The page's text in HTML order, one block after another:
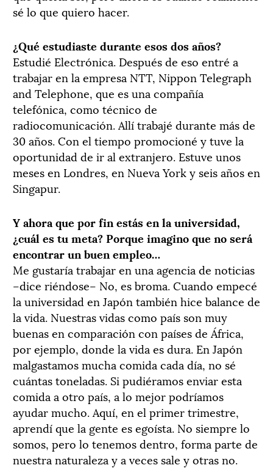
sé lo que quiero hacer.
¿Qué estudiaste durante esos dos años?
Estudié Electrónica. Después de eso entré a
trabajar en la empresa NTT, Nippon Telegraph
and Telephone, que es una compañía
telefónica, como técnico de
radiocomunicación. Allí trabajé durante más de
30 años. Con el tiempo promocioné y tuve la
oportunidad de ir al extranjero. Estuve unos
meses en Londres, en Nueva York y seis años en
Singapur.
Y ahora que por fin estás en la universidad,
¿cuál es tu meta? Porque imagino que no será
encontrar un buen empleo…
Me gustaría trabajar en una agencia de noticias
–dice riéndose– No, es broma. Cuando empecé
la universidad en Japón también hice balance de
la vida. Nuestras vidas como país son muy
buenas en comparación con países de África,
por ejemplo, donde la vida es dura. En Japón
malgastamos mucha comida cada día, no sé
cuántas toneladas. Si pudiéramos enviar esta
comida a otro país, a lo mejor podríamos
ayudar mucho. Aquí, en el primer trimestre,
aprendí que la gente es egoísta. No siempre lo
somos, pero lo tenemos dentro, forma parte de
nuestra naturaleza y a veces sale y otras no.